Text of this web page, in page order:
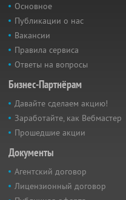
Основное
Публикации о нас
Вакансии
Правила сервиса
Ответы на вопросы
Бизнес-Партнёрам
Давайте сделаем акцию!
Заработайте, как Вебмастер
Прошедшие акции
Документы
Агентский договор
Лицензионный договор